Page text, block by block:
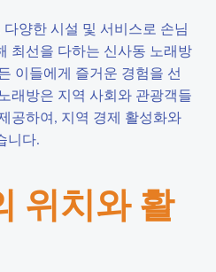
양한 시설 및 서비스로 손님
최선을 다하는 신사동 노래방
이들에게 즐거운 경험을 선
래방은 지역 사회와 관광객들
공하여, 지역 경제 활성화와
니다.
위치와 활